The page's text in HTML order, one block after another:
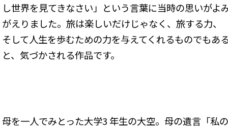
し世界を見てきなさい」という言葉に当時の思いがよ
がえりました。旅は楽しいだけじゃなく、旅する力、
そして人生を歩むための力を与えてくれるものでもあ
と、気づかされる作品です。
母を一人でみとった大学3 年生の大空。母の遺言「私の